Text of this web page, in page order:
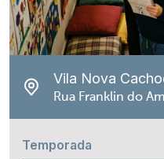
Vila Nova
Rua Franklin do
Temporada